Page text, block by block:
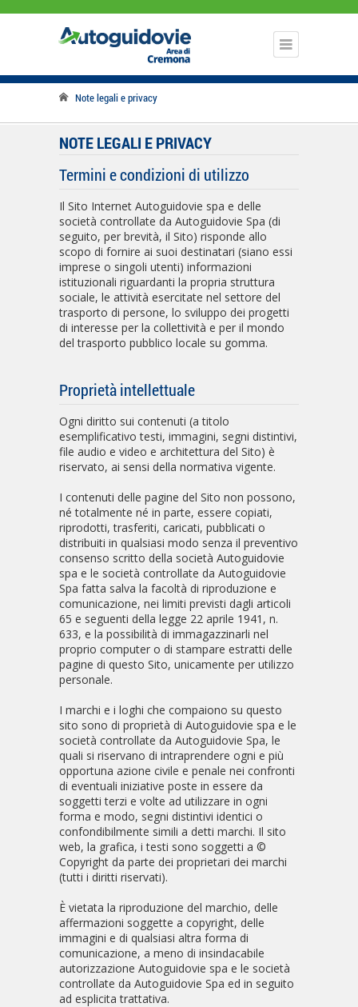
Note legali e privacy
NOTE LEGALI E PRIVACY
Termini e condizioni di utilizzo
Il Sito Internet Autoguidovie spa e delle
società controllate da Autoguidovie Spa (di
seguito, per brevità, il Sito) risponde allo
scopo di fornire ai suoi destinatari (siano essi
imprese o singoli utenti) informazioni
istituzionali riguardanti la propria struttura
sociale, le attività esercitate nel settore del
trasporto di persone, lo sviluppo dei progetti
di interesse per la collettività e per il mondo
del trasporto pubblico locale su gomma.
Proprietà intellettuale
Ogni diritto sui contenuti (a titolo
esemplificativo testi, immagini, segni distintivi,
file audio e video e architettura del Sito) è
riservato, ai sensi della normativa vigente.
I contenuti delle pagine del Sito non possono,
né totalmente né in parte, essere copiati,
riprodotti, trasferiti, caricati, pubblicati o
distribuiti in qualsiasi modo senza il preventivo
consenso scritto della società Autoguidovie
spa e le società controllate da Autoguidovie
Spa fatta salva la facoltà di riproduzione e
comunicazione, nei limiti previsti dagli articoli
65 e seguenti della legge 22 aprile 1941, n.
633, e la possibilità di immagazzinarli nel
proprio computer o di stampare estratti delle
pagine di questo Sito, unicamente per utilizzo
personale.
I marchi e i loghi che compaiono su questo
sito sono di proprietà di Autoguidovie spa e le
società controllate da Autoguidovie Spa, le
quali si riservano di intraprendere ogni e più
opportuna azione civile e penale nei confronti
di eventuali iniziative poste in essere da
soggetti terzi e volte ad utilizzare in ogni
forma e modo, segni distintivi identici o
confondibilmente simili a detti marchi. Il sito
web, la grafica, i testi sono soggetti a ©
Copyright da parte dei proprietari dei marchi
(tutti i diritti riservati).
È vietata la riproduzione del marchio, delle
affermazioni soggette a copyright, delle
immagini e di qualsiasi altra forma di
comunicazione, a meno di insindacabile
autorizzazione Autoguidovie spa e le società
controllate da Autoguidovie Spa ed in seguito
ad esplicita trattativa.